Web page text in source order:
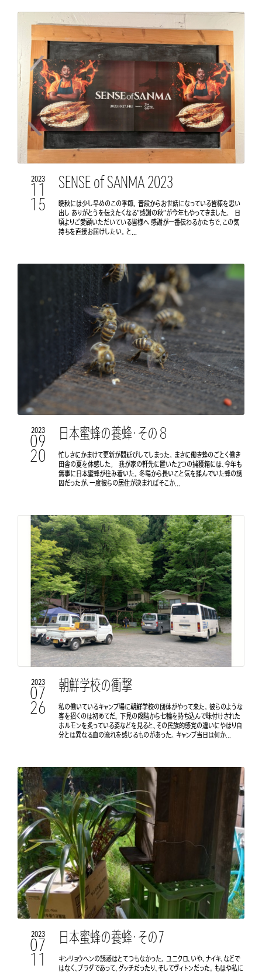
2023
11
15
SENSE of SANMA 2023
晩秋には少し早めのこの季節。 普段からお世話になっている皆様を思い
出し ありがとうを伝えたくなる”感謝の秋”が今年もやってきました。 日
頃よりご愛顧いただいている皆様へ 感謝が一番伝わるかたちで、この気
持ちを直接お届けしたい。 と...
2023
09
20
日本蜜蜂の養蜂・その８
忙しさにかまけて更新が間延びしてしまった。 まさに働き蜂のごとく働き
田舎の夏を体感した。 我が家の軒先に置いた2つの捕獲箱には、今年も
無事に日本蜜蜂が住み着いた。 冬場から長いこと気を揉んでいた蜂の誘
因だったが、一度彼らの居住が決まればそこか...
2023
07
26
朝鮮学校の衝撃
私の働いているキャンプ場に朝鮮学校の団体がやって来た。 彼らのような
客を招くのは初めてだ。 下見の段階から七輪を持ち込んで味付けされた
ホルモンを炙っている姿などを見ると、その民族的感覚の違いにやはり自
分とは異なる血の流れを感じるものがあった。 キャンプ当日は何か...
2023
07
11
日本蜜蜂の養蜂・その7
キンリョウヘンの誘惑はとてつもなかった。 ユニクロ、いや、ナイキ、などで
はなく、プラダであって、グッチだったり、そしてヴィトンだった。 もはや私に